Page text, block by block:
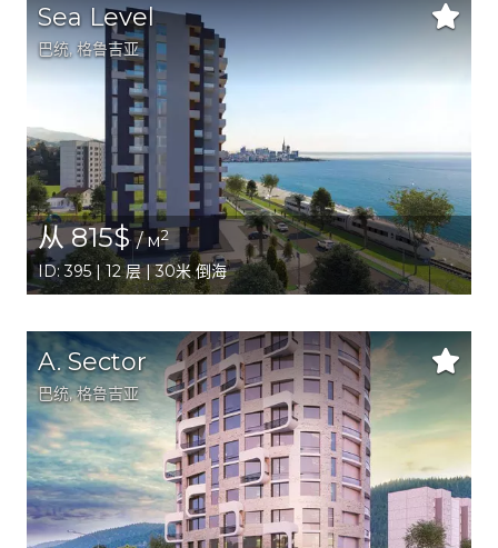
Sea Level
巴统, 格鲁吉亚
从 815$/ м2
ID: 395 | 12 层 | 30米 倒海
A. Sector
巴统,格鲁吉亚